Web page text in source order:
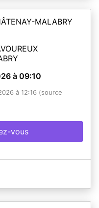
MALABRY
à 09:10
à 12:16 (source
vous